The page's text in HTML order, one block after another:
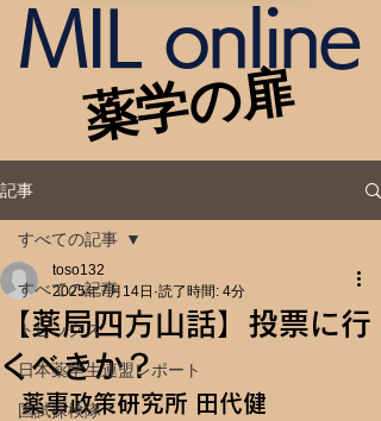
薬学の扉
薬学の扉
MIL online
記事
すべての記事
トピックス
日本薬学生連盟レポート
国試探検隊
すべての記事
【薬局四方山話】投票に行
くべきか？
toso132
2025年7月14日 読了時間: 4分
薬事政策研究所 田代健